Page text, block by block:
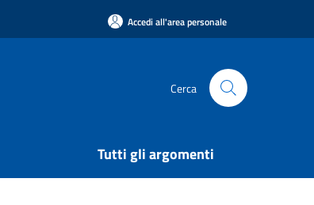
Accedi all'area personale
Cerca
Tutti gli argomenti